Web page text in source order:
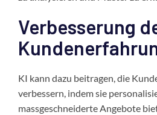
Verbesserung
KI kann dazu beitragen, die
verbessern, indem sie
massgeschneiderte Angebote